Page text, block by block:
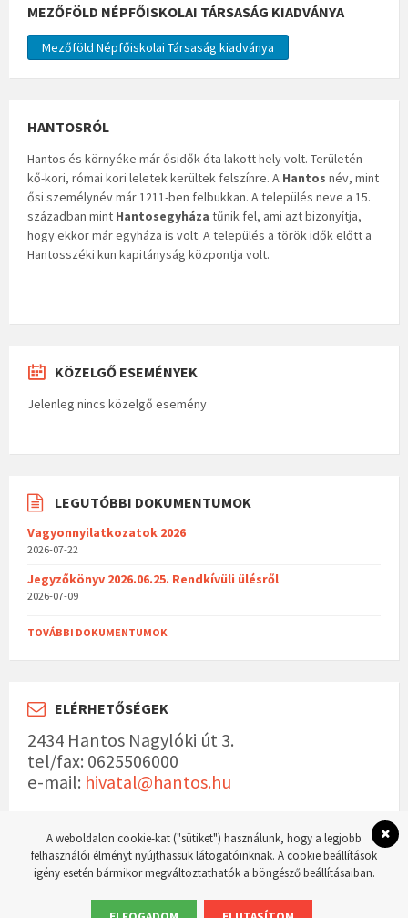
MEZŐFÖLD NÉPFŐISKOLAI TÁRSASÁG KIADVÁNYA
Mezőföld Népfőiskolai Társaság kiadványa
HANTOSRÓL
Hantos és környéke már ősidők óta lakott hely volt. Területén
kő-kori, római kori leletek kerültek felszínre. A Hantos név, mint
ősi személynév már 1211-ben felbukkan. A település neve a 15.
században mint Hantosegyháza tűnik fel, ami azt bizonyítja,
hogy ekkor már egyháza is volt. A település a török idők előtt a
Hantosszéki kun kapitányság központja volt.
KÖZELGŐ ESEMÉNYEK
Jelenleg nincs közelgő esemény
LEGUTÓBBI DOKUMENTUMOK
Vagyonnyilatkozatok 2026
2026-07-22
Jegyzőkönyv 2026.06.25. Rendkívüli ülésről
2026-07-09
TOVÁBBI DOKUMENTUMOK
ELÉRHETŐSÉGEK
2434 Hantos Nagylóki út 3.
tel/fax: 0625506000
e-mail: hivatal@hantos.hu
© 2023 Hantos község hivatalos weboldala Készítette:WordPress Master weboldal
A weboldalon cookie-kat ("sütiket") használunk, hogy a legjobb
felhasználói élményt nyújthassuk látogatóinknak. A cookie beállítások
igény esetén bármikor megváltoztathatók a böngésző beállításaiban.